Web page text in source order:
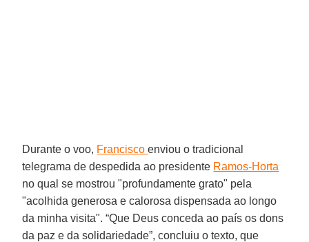
Durante o voo, Franciscoenviou o tradicional
telegrama de despedida ao presidente Ramos-Horta
no qual se mostrou "profundamente grato" pela
"acolhida generosa e calorosa dispensada ao longo
da minha visita". “Que Deus conceda ao país os dons
da paz e da solidariedade”, concluiu o texto, que